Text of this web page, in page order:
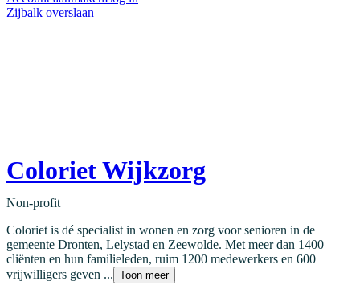
Zijbalk overslaan
Coloriet Wijkzorg
Non-profit
Coloriet is dé specialist in wonen en zorg voor senioren in de
gemeente Dronten, Lelystad en Zeewolde. Met meer dan 1400
cliënten en hun familieleden, ruim 1200 medewerkers en 600
vrijwilligers geven ... Toon meer